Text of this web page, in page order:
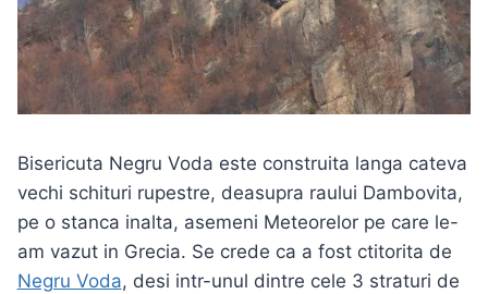
Bisericuta Negru Voda este construita langa cateva
vechi schituri rupestre, deasupra raului Dambovita,
pe o stanca inalta, asemeni Meteorelor pe care le-
am vazut in Grecia. Se crede ca a fost ctitorita de
Negru Voda, desi intr-unul dintre cele 3 straturi de